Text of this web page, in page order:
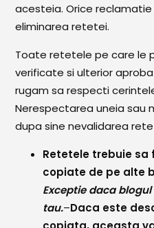
Sosuri și Condimente
Pâine
Paste & Risotto
Patiserie
Aluaturi Dulci
Aluaturi Sărate
Pizza
acesteia. Orice
eliminarea retetei.
Toate retetele pe care le
verificate si ulterior
rugam sa respecti
Nerespectarea uneia sau
dupa sine nevalidarea
Retetele trebuie sa
copiate de pe alte
Exceptie daca
tau.–Daca este